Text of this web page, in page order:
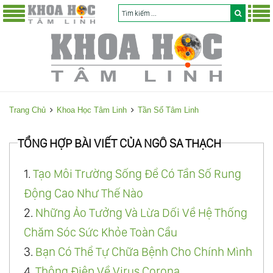
Trang Chủ Khoa Học Tâm Linh Tần Số Tâm Linh
TỔNG HỢP BÀI VIẾT CỦA NGÔ SA THẠCH
1. Tạo Môi Trường Sống Để Có Tần Số Rung
Động Cao Như Thế Nào
2. Những Ảo Tưởng Và Lừa Dối Về Hệ Thống
Chăm Sóc Sức Khỏe Toàn Cầu
3. Bạn Có Thể Tự Chữa Bệnh Cho Chính Mình